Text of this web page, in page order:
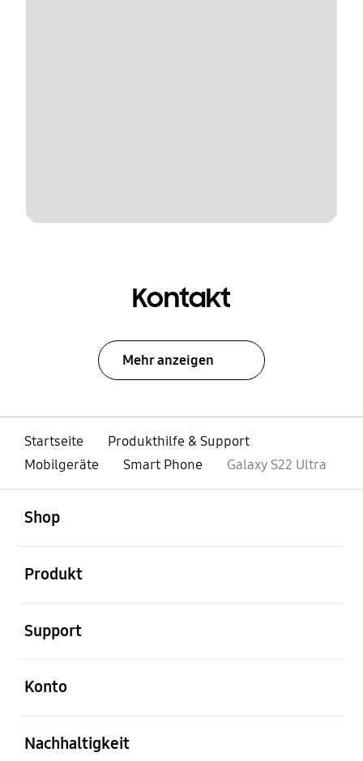
Kontakt
Mehr anzeigen
Startseite
Produkthilfe & Support
Mobilgeräte
Smart Phone Galaxy S22 Ultra
Shop
Produkt
Support
Konto
Nachhaltigkeit